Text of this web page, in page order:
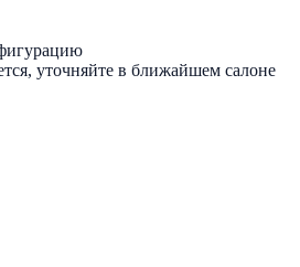
уточняйте в ближайшем салоне